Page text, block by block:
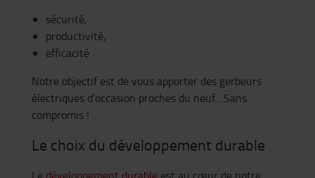
sécurité,
productivité,
efficacité
Notre objectif est de vous apporter des gerbeurs
électriques d’occasion proches du neuf... Sans
compromis !
Le choix du développement durable